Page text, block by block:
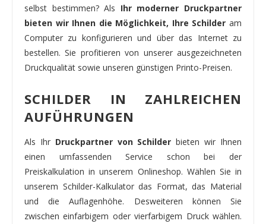
selbst bestimmen? Als Ihr moderner Druckpartner
bieten wir Ihnen die Möglichkeit, Ihre Schilder am
Computer zu konfigurieren und über das Internet zu
bestellen. Sie profitieren von unserer ausgezeichneten
Druckqualität sowie unseren günstigen Printo-Preisen.
SCHILDER IN ZAHLREICHEN
AUFÜHRUNGEN
Als Ihr Druckpartner von Schilderbieten wir Ihnen
einen umfassenden Service schon bei der
Preiskalkulation in unserem Onlineshop. Wählen Sie in
unserem Schilder-Kalkulator das Format, das Material
und die Auflagenhöhe. Desweiteren können Sie
zwischen einfarbigem oder vierfarbigem Druck wählen.